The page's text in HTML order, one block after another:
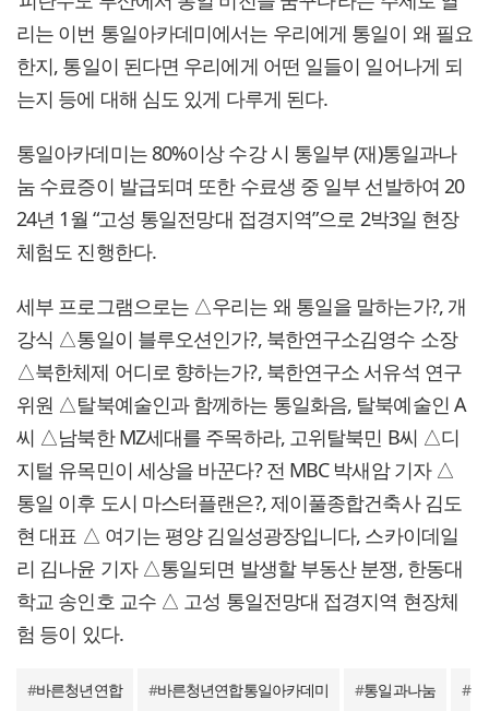
리는 이번 통일아카데미에서는 우리에게 통일이 왜 필요
한지, 통일이 된다면 우리에게 어떤 일들이 일어나게 되
는지 등에 대해 심도 있게 다루게 된다.
통일아카데미는 80%이상 수강 시 통일부 (재)통일과나
눔 수료증이 발급되며 또한 수료생 중 일부 선발하여 20
24년 1월 “고성 통일전망대 접경지역”으로 2박3일 현장
체험도 진행한다.
세부 프로그램으로는 △우리는 왜 통일을 말하는가?, 개
강식 △통일이 블루오션인가?, 북한연구소김영수 소장
△북한체제 어디로 향하는가?, 북한연구소 서유석 연구
위원 △탈북예술인과 함께하는 통일화음, 탈북예술인 A
씨 △남북한 MZ세대를 주목하라, 고위탈북민 B씨 △디
지털 유목민이 세상을 바꾼다? 전 MBC 박새암 기자 △
통일 이후 도시 마스터플랜은?, 제이풀종합건축사 김도
현 대표 △ 여기는 평양 김일성광장입니다, 스카이데일
리 김나윤 기자 △통일되면 발생할 부동산 분쟁, 한동대
학교 송인호 교수 △ 고성 통일전망대 접경지역 현장체
험 등이 있다.
#바른청년연합 #바른청년연합통일아카데미 #통일과나눔
#